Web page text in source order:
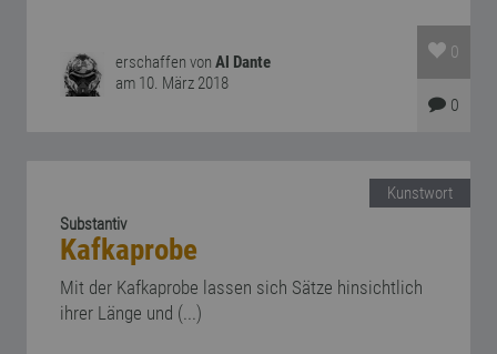
erschaffen vonAl Dante
am 10. März 2018
0
0
Kunstwort
Substantiv
Kafkaprobe
Mit der Kafkaprobe lassen sich Sätze hinsichtlich
ihrer Länge und (...)